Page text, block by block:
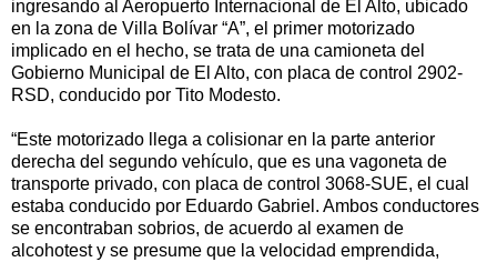
ingresando al Aeropuerto Internacional de El Alto, ubicado
en la zona de Villa Bolívar “A”, el primer motorizado
implicado en el hecho, se trata de una camioneta del
Gobierno Municipal de El Alto, con placa de control 2902-
RSD, conducido por Tito Modesto.
“Este motorizado llega a colisionar en la parte anterior
derecha del segundo vehículo, que es una vagoneta de
transporte privado, con placa de control 3068-SUE, el cual
estaba conducido por Eduardo Gabriel. Ambos conductores
se encontraban sobrios, de acuerdo al examen de
alcohotest y se presume que la velocidad emprendida,